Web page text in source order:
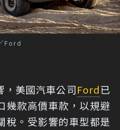
Ford
，美國汽車公司Ford已
幾款高價車款，以規避
稅。受影響的車型都是